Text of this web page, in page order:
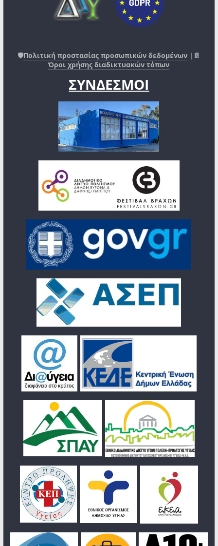
🛡️Πολιτική προστασίας προσωπικών δεδομένων |📄
Όροι χρήσης διαδικτυακών τόπων
ΣΥΝΔΕΣΜΟΙ